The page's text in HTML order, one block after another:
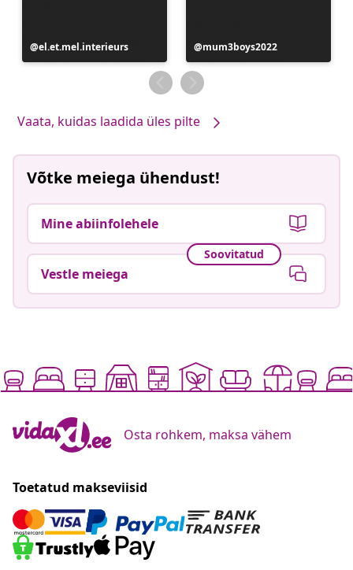
Postitus
avaldatud
el.et.mel.interieurs
Postitus
avaldatud
mum3boys2022
Vaata, kuidas laadida üles pilte
Võtke meiega ühendust!
Mine abiinfolehele
Soovitatud
Vestle meiega
Osta rohkem, maksa vähem
Toetatud makseviisid